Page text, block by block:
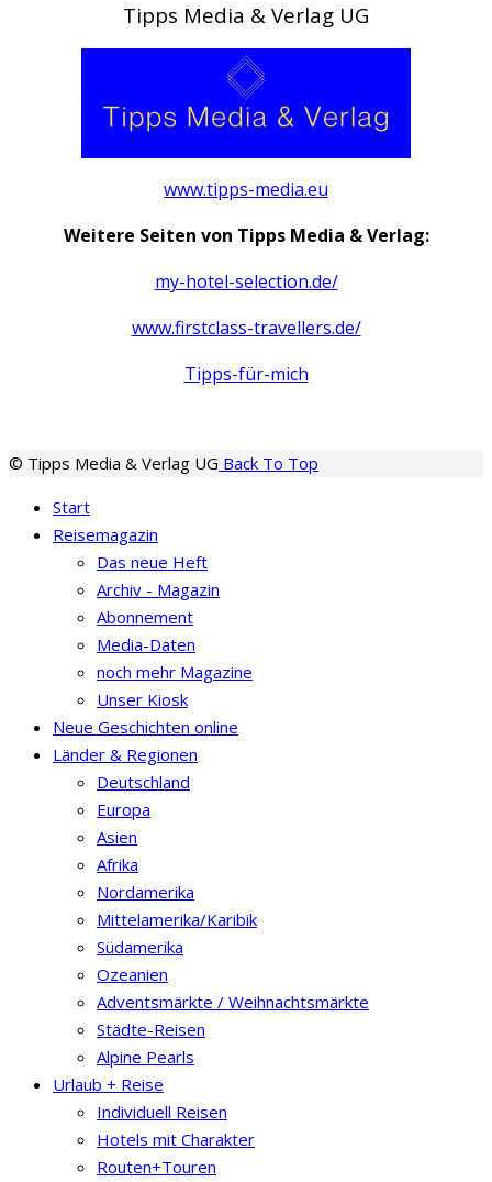
Tipps Media & Verlag UG
www.tipps-media.eu
Weitere Seiten von Tipps Media & Verlag:
my-hotel-selection.de/
www.firstclass-travellers.de/
Tipps-für-mich
© Tipps Media & Verlag UG Back To Top
Start
Reisemagazin
Das neue Heft
Archiv - Magazin
Abonnement
Media-Daten
noch mehr Magazine
Unser Kiosk
Neue Geschichten online
Länder & Regionen
Deutschland
Europa
Asien
Afrika
Nordamerika
Mittelamerika/Karibik
Südamerika
Ozeanien
Adventsmärkte / Weihnachtsmärkte
Städte-Reisen
Alpine Pearls
Urlaub + Reise
Individuell Reisen
Hotels mit Charakter
Routen+Touren